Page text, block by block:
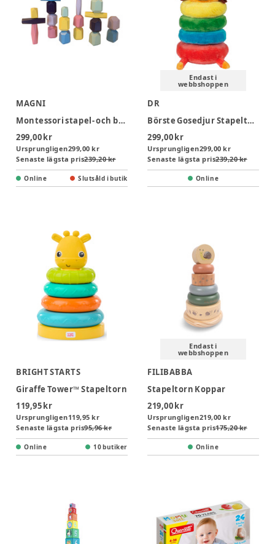
MAGNI
Montessori stapel- och balansstenar i trä
299,00 kr
Ursprungligen299,00 kr
Senaste lägsta pris239,20 kr
Online Slutsåld i butik
Endast i
webbshoppen
DR
Börste Gosedjur Stapeltorn
299,00 kr
Ursprungligen299,00 kr
Senaste lägsta pris239,20 kr
Online
BRIGHT STARTS
Giraffe Tower™ Stapeltorn
119,95 kr
Ursprungligen119,95 kr
Senaste lägsta pris95,96 kr
Online 10 butiker
Endast i
webbshoppen
FILIBABBA
Stapeltorn Koppar
219,00 kr
Ursprungligen219,00 kr
Senaste lägsta pris175,20 kr
Online